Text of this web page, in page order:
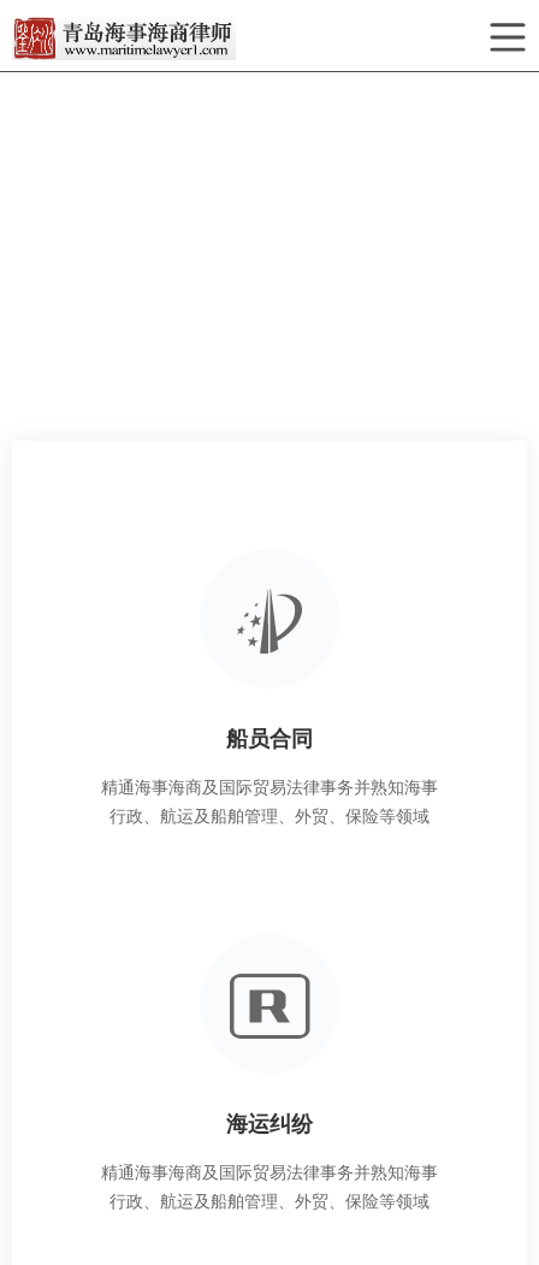
船员合同
精通海事海商及国际贸易法律事务并熟知海事
行政、航运及船舶管理、外贸、保险等领域
海运纠纷
精通海事海商及国际贸易法律事务并熟知海事
行政、航运及船舶管理、外贸、保险等领域